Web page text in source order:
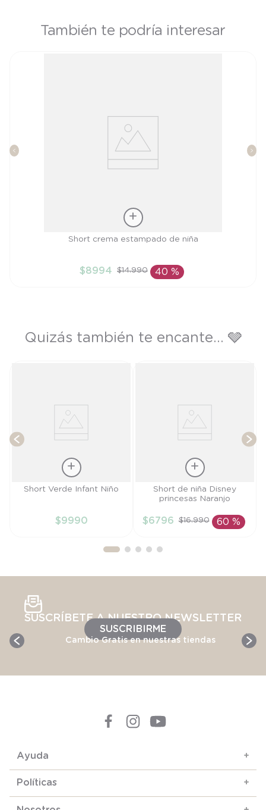
También te podría interesar
AÑADIR AL CARRITO
Short crema estampado de niña
$8994 $14.990 40 %
Quizás también te encante... 🩶
Talla
Short Verde Infant Niño
$9990
Talla
AÑADIR AL
Short de niña Disney
princesas Naranjo
$6796 $16.990 60 %
SUSCRÍBETE A NUESTRO NEWSLETTER
SUSCRIBIRME
Cambio Gratis en nuestras tiendas
Ayuda +
Políticas +